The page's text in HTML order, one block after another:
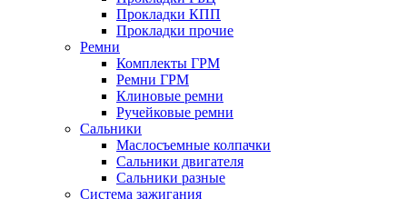
Прокладки КПП
Прокладки прочие
Ремни
Комплекты ГРМ
Ремни ГРМ
Клиновые ремни
Ручейковые ремни
Сальники
Маслосъемные колпачки
Сальники двигателя
Сальники разные
Система зажигания